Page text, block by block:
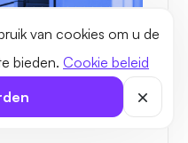
van cookies om u de
bieden. Cookie beleid